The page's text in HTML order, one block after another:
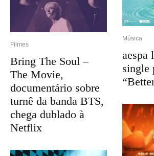
Filmes
Bring The Soul –
The Movie,
documentário sobre
turnê da banda BTS,
chega dublado à
Netflix
Música
aespa
single